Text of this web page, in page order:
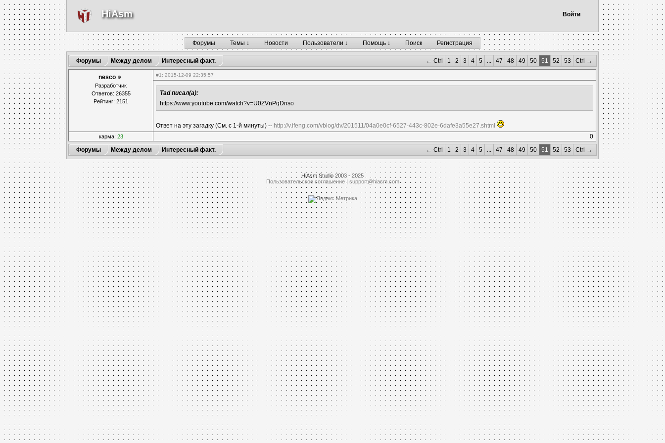
HiAsm Войти
Форумы Темы ↓ Новости Пользователи ↓ Помощь ↓ Поиск Регистрация
Форумы Между делом Интересный факт. ← Ctrl 1 2 3 4 5 ... 47 48 49 50 51 52 53 Ctrl →
nesco
Разработчик
Ответов: 26355
Рейтинг: 2151
#1 : 2015-12-09 22:35:57
Tad писал(а):
https://www.youtube.com/watch?v=U0ZVnPqDnso
Ответ на эту загадку (См. с 1-й минуты) -- http://v.ifeng.com/vblog/dv/201511/04a0e0cf-6527-443c-802e-6dafe3a55e27.shtml
карма: 23
0
Форумы
Между делом Интересный факт. ← Ctrl 1 2 3 4 5 ... 47 48 49 50 51 52 53 Ctrl →
HiAsm Studio 2003 - 2025
Пользовательское соглашение| support@hiasm.com